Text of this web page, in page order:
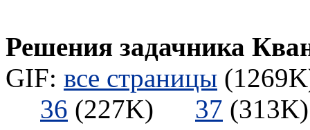
Решения задачника
GIF: все страницы
36 (227K) 37